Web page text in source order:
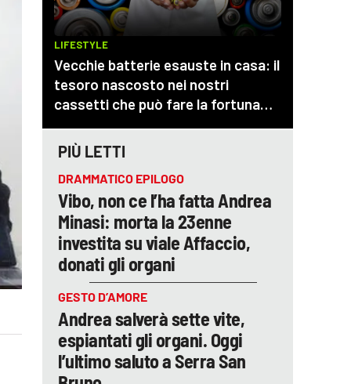
PIÙ LETTI
DRAMMATICO EPILOGO
Vibo, non ce l’ha fatta Andrea
Minasi: morta la 23enne
investita su viale Affaccio,
donati gli organi
GESTO D’AMORE
Andrea salverà sette vite,
espiantati gli organi. Oggi
l’ultimo saluto a Serra San